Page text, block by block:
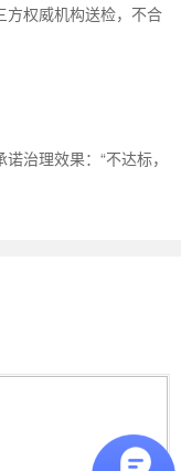
方权威机构送检，不合
治理效果：“不达标，